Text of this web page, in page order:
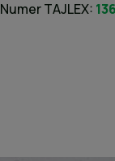
Numer TAJLEX: